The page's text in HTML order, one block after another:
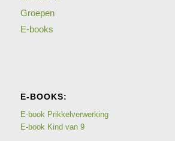
Groepen
E-books
E-BOOKS:
E-book Prikkelverwerking
E-book Kind van 9